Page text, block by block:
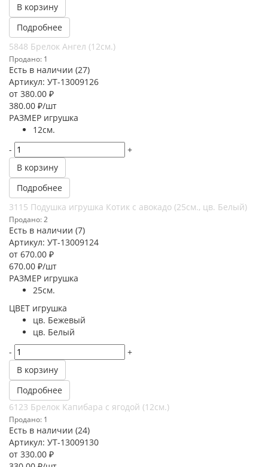
В корзину
Подробнее
5848 Брелок Ангел (12см.)
Продано: 1
Есть в наличии (27)
Артикул: УТ-13009126
от 380.00 ₽
380.00 ₽/шт
РАЗМЕР игрушка
12см.
-
+
В корзину
Подробнее
3115 Подушка игрушка Котик с авокадо (25см., цв. Белый)
Продано: 2
Есть в наличии (7)
Артикул: УТ-13009124
от 670.00 ₽
670.00 ₽/шт
РАЗМЕР игрушка
25см.
ЦВЕТ игрушка
цв. Бежевый
цв. Белый
-
+
В корзину
Подробнее
6123 Брелок Капибара с ягодой (12см.)
Продано: 1
Есть в наличии (24)
Артикул: УТ-13009130
от 330.00 ₽